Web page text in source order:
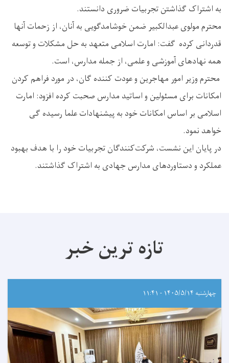
به اشتراک گذاشتن تجربیات ضروری دانستند.
محترم مولوی عبدالکبیر ضمن خوشامدگویی به آنان، از زحمات آنها
قدردانی کرده گفت: امارت اسلامی متعهد به حل مشکلات و توسعه
همه نهادهای آموزشی و علمی، از جمله مدارس، است.
محترم وزیر امور مهاجرین و عودت کننده گان، در مورد فراهم کردن
امکانات برای مسئولین و اساتید مدارس صحبت کرده افزود: امارت
اسلامی بر اساس امکانات خود به پیشنهادات علما رسیده گی
خواهد نمود.
در پایان این نشست، شرکت‌کنندگان تجربیات خود را با هدف بهبود
عملکرد و دستاوردهای مدارس جهادی به اشتراک گذاشتند.
تازه ترین خبر
چهارشنبه ۱۴۰۵/۵/۱۴ - ۱۱:۴۱